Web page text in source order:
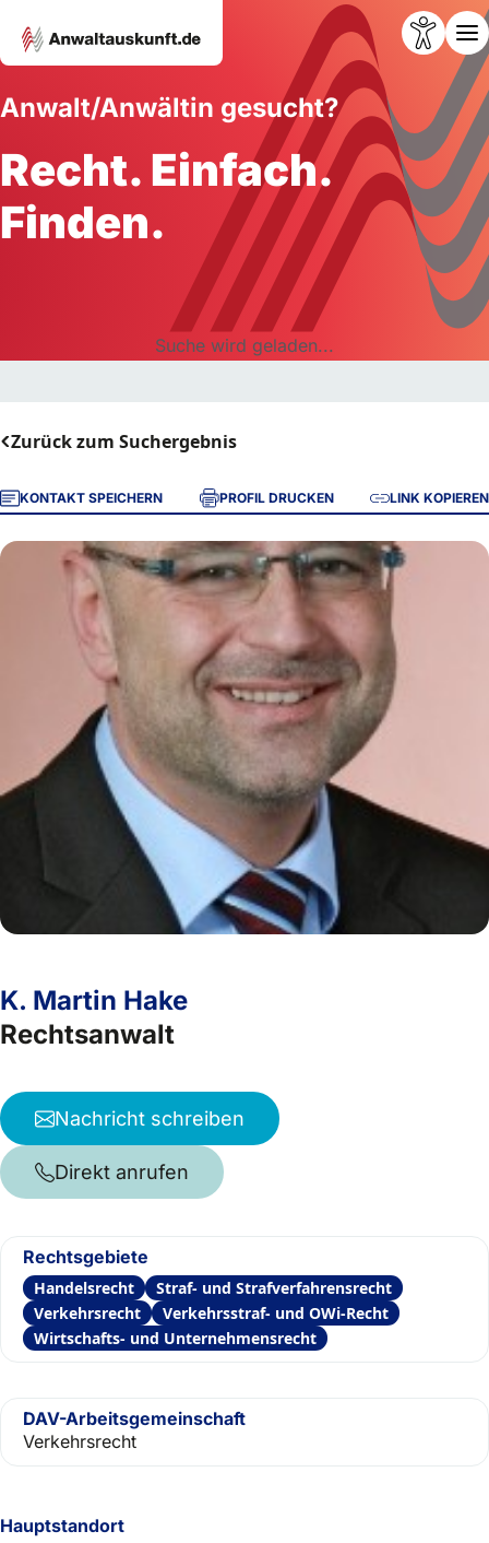
Anwalt/Anwältin gesucht?
Recht. Einfach.
Finden.
Suche wird geladen...
Zurück zum Suchergebnis
KONTAKT SPEICHERN PROFIL DRUCKEN LINK KOPIEREN
Hauptstandort
K. Martin Hake
Rechtsanwalt
Nachricht schreiben
Direkt anrufen
Rechtsgebiete
Handelsrecht
Straf- und Strafverfahrensrecht
Verkehrsrecht
Verkehrsstraf- und OWi-Recht
Wirtschafts- und Unternehmensrecht
DAV-Arbeitsgemeinschaft
Verkehrsrecht